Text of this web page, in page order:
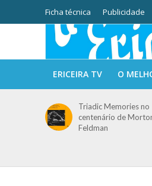
Ficha técnica Publicidade
ERICEIRA TV O
Triadic Memories no
centenário de
Feldman